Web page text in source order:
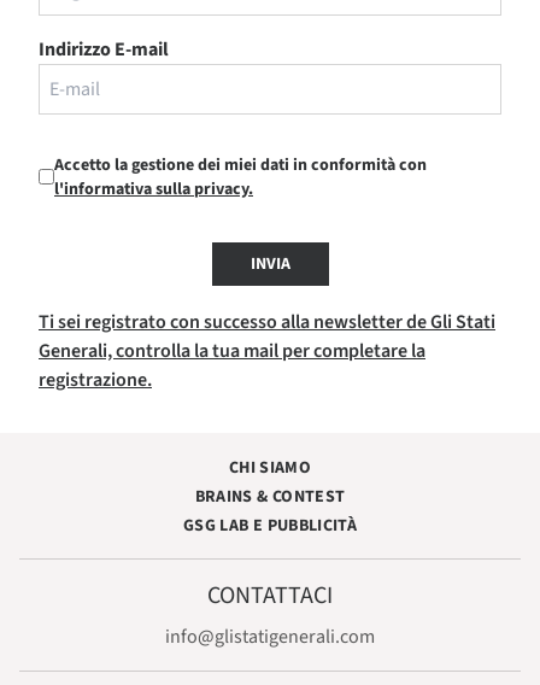
Indirizzo E-mail
Accetto la gestione dei miei dati in conformità con
l'informativa sulla privacy.
INVIA
Ti sei registrato con successo alla newsletter de Gli Stati
Generali, controlla la tua mail per completare la
registrazione.
CHI SIAMO
BRAINS & CONTEST
GSG LAB E PUBBLICITÀ
CONTATTACI
info@glistatigenerali.com